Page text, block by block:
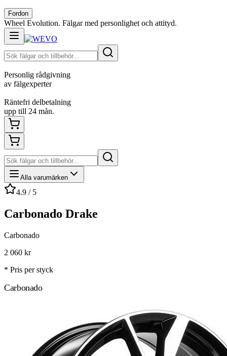
Fordon
Wheel Evolution. Fälgar med personlighet och attityd.
Personlig rådgivning
av fälgexperter
Räntefri delbetalning
upp till 24 mån.
Alla varumärken
4.9 / 5
Carbonado Drake
Carbonado
2 060 kr
* Pris per styck
Carbonado